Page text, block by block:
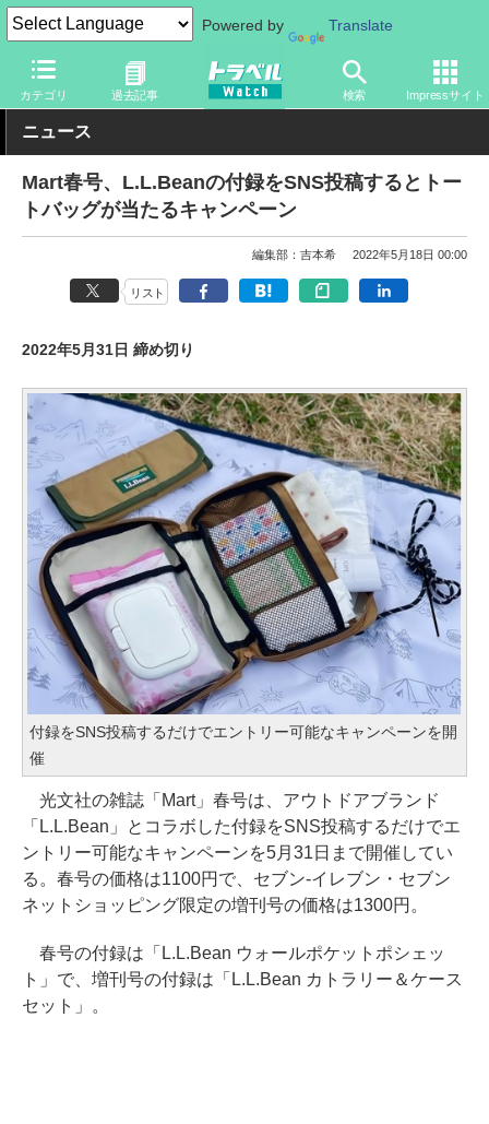
Powered by Translate
カテゴリ 過去記事 検索 Impressサイト
トラベル Watch 旅のアイテム
ニュース
Mart春号、L.L.Beanの付録をSNS投稿するとトー
トバッグが当たるキャンペーン
編集部：吉本希 2022年5月18日 00:00
リスト
2022年5月31日 締め切り
付録をSNS投稿するだけでエントリー可能なキャンペーンを開
催
光文社の雑誌「Mart」春号は、アウトドアブランド
「L.L.Bean」とコラボした付録をSNS投稿するだけでエ
ントリー可能なキャンペーンを5月31日まで開催してい
る。春号の価格は1100円で、セブン-イレブン・セブン
ネットショッピング限定の増刊号の価格は1300円。
春号の付録は「L.L.Bean ウォールポケットポシェッ
ト」で、増刊号の付録は「L.L.Bean カトラリー＆ケース
セット」。